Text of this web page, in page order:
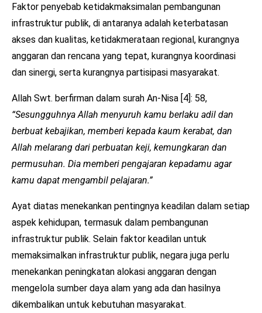
Faktor penyebab ketidakmaksimalan pembangunan
infrastruktur publik, di antaranya adalah keterbatasan
akses dan kualitas, ketidakmerataan regional, kurangnya
anggaran dan rencana yang tepat, kurangnya koordinasi
dan sinergi, serta kurangnya partisipasi masyarakat.
Allah Swt. berfirman dalam surah An-Nisa [4]: 58,
“Sesungguhnya Allah menyuruh kamu berlaku adil dan
berbuat kebajikan, memberi kepada kaum kerabat, dan
Allah melarang dari perbuatan keji, kemungkaran dan
permusuhan. Dia memberi pengajaran kepadamu agar
kamu dapat mengambil pelajaran.”
Ayat diatas menekankan pentingnya keadilan dalam setiap
aspek kehidupan, termasuk dalam pembangunan
infrastruktur publik. Selain faktor keadilan untuk
memaksimalkan infrastruktur publik, negara juga perlu
menekankan peningkatan alokasi anggaran dengan
mengelola sumber daya alam yang ada dan hasilnya
dikembalikan untuk kebutuhan masyarakat.